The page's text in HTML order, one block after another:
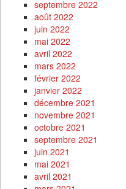
septembre 2022
août 2022
juin 2022
mai 2022
avril 2022
mars 2022
février 2022
janvier 2022
décembre 2021
novembre 2021
octobre 2021
septembre 2021
juin 2021
mai 2021
avril 2021